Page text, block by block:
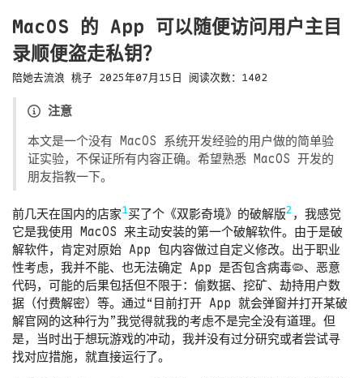
MacOS 的 App 可以随便访问用户主目
录顺便盗走私钥？
陪她去流浪 桃子 2025年07月15日 阅读次数： 1402
注意
本文是一个没有 MacOS 系统开发经验的用户做的简单验
证实验，不保证所有内容正确。希望熟悉 MacOS 开发的
朋友指教一下。
前几天在国内的店家1买了个《双影奇境》的破解版2，我感觉
它是我使用 MacOS 来主动安装的第一个破解软件。由于是破
解软件，肯定对原始 App 包内容做过自定义修改。出于职业
性考虑，我并不能、也无法确定 App 是否包含病毒🦠、恶意
代码，可能的后果包括但不限于：偷数据、挖矿、劫持用户数
据（付费解密）等。通过“目前打开 App 就会弹窗并打开某破
解官网的这种行为”我觉得就我的考虑不是完全没有道理。但
是，当时出于想玩游戏的冲动，我并没有过分研究或者尝试寻
找对应措施，就直接运行了。